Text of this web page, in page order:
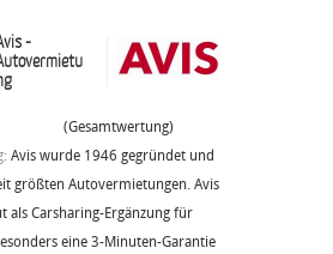
-
(Gesamtwertung)
Avis wurde 1946 gegründet und
größten Autovermietungen. Avis
als Carsharing-Ergänzung für
eine 3-Minuten-Garantie